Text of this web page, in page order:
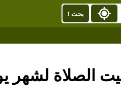
بحث !
الصلاة لشهر